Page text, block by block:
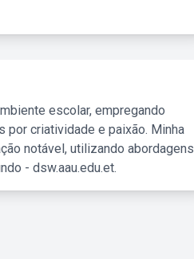
escolar, empregando
criatividade e paixão. Minha
notável, utilizando abordagens
- dsw.aau.edu.et.